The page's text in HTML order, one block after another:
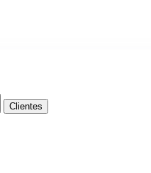
Clientes